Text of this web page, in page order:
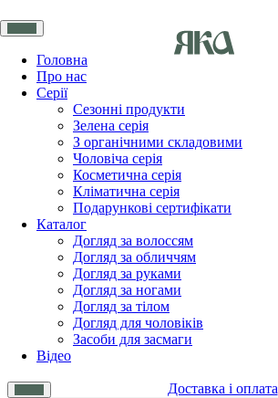
Головна
Про нас
Серії
Сезонні продукти
Зелена серія
З органічними складовими
Чоловіча серія
Косметична серія
Кліматична серія
Подарункові сертифікати
Каталог
Догляд за волоссям
Догляд за обличчям
Догляд за руками
Догляд за ногами
Догляд за тілом
Догляд для чоловіків
Засоби для засмаги
Відео
Доставка і оплата